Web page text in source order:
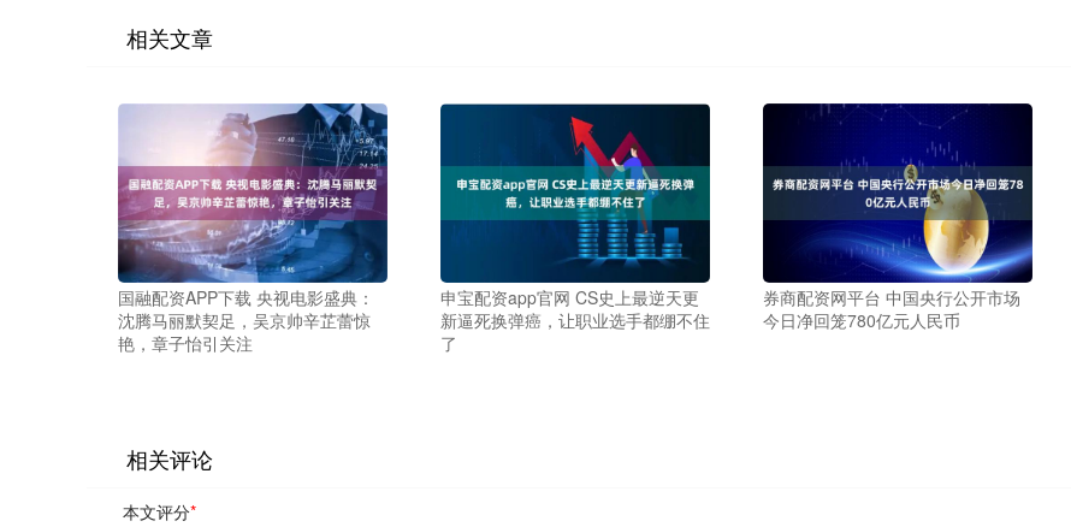
相关文章
国融配资APP下载 央视电影盛典：
沈腾马丽默契足，吴京帅辛芷蕾惊
艳，章子怡引关注
申宝配资app官网 CS史上最逆天更
新逼死换弹癌，让职业选手都绷不住
了
券商配资网平台 中国央行公开市场
今日净回笼780亿元人民币
相关评论
本文评分*